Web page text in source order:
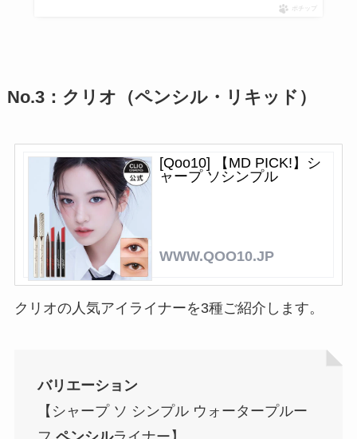
ポチップ
No.3：クリオ（ペンシル・リキッド）
[Qoo10] 【MD PICK!】シ
ャープ ソシンプル
WWW.QOO10.JP
クリオの人気アイライナーを3種ご紹介します。
バリエーション
【シャープ ソ シンプル ウォータープルー